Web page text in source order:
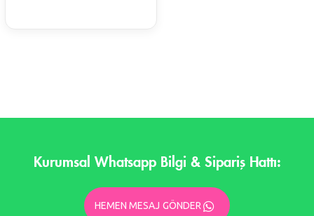
Kurumsal Whatsapp Bilgi & Sipariş Hattı:
HEMEN MESAJ GÖNDER